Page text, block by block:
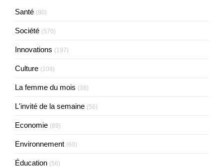
Santé (80)
Société (570)
Innovations (197)
Culture (109)
La femme du mois (38)
L'invité de la semaine (56)
Economie (89)
Environnement (60)
Éducation (56)